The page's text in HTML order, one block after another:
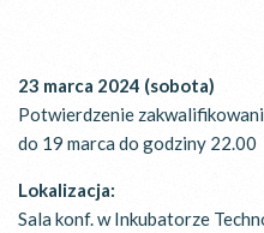
23 marca 2024 (sobota)
Potwierdzenie
do 19 marca do godziny 22.00
Lokalizacja:
Sala konf. w Inkubatorze